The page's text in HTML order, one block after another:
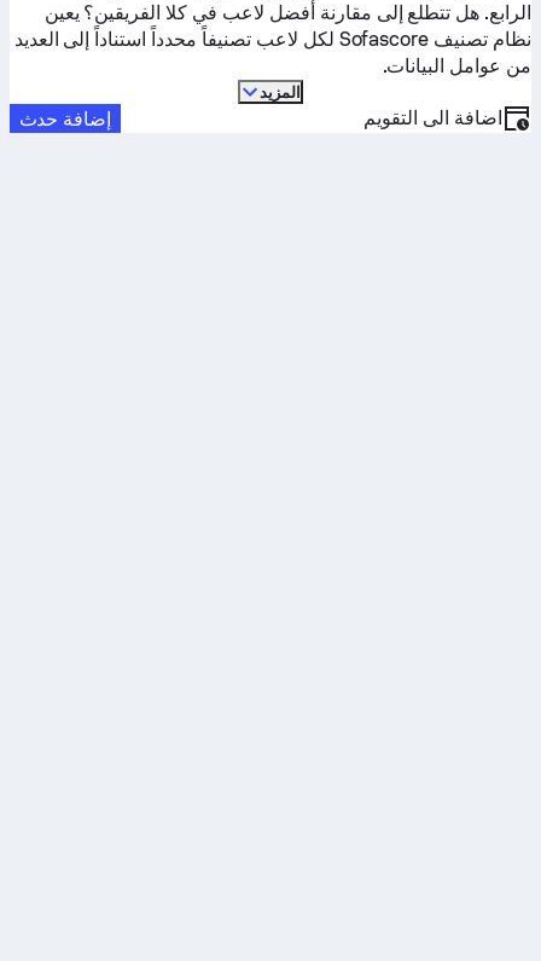
الرابع. هل تتطلع إلى مقارنة أفضل لاعب في كلا الفريقين؟ يعين
نظام تصنيف Sofascore لكل لاعب تصنيفاً محدداً استناداً إلى العديد
من عوامل البيانات.
المزيد
اضافة الى التقويم إضافة حدث